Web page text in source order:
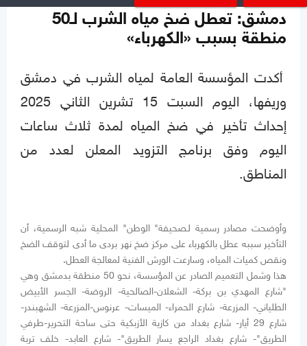
دمشق: تعطل ضخ مياه الشرب لـ50
منطقة بسبب «الكهرباء»
أكدت المؤسسة العامة لمياه الشرب في دمشق
وريفها، اليوم السبت 15 تشرين الثاني 2025
إحداث تأخير في ضخ المياه لمدة ثلاث ساعات
اليوم وفق برنامج التزويد المعلن لعدد من
المناطق.
وأوضحت مصادر رسمية لـصحيفة" الوطن" المحلية شبه الرسمية، أن
التأخير سببه عطل بالكهرباء على مركز ضخ نهر بردى ما أدى لتوقف الضخ
ونقص كميات المياه، وسارعت الورش الفنية لمعالجة العطل.
هذا وشمل التعميم الصادر عن المؤسسة، نحو 50 منطقة بدمشق وهي
"شارع المهدي بن بركة- الشعلان-الصالحية- الروضة- الجسر الأبيض
الطلياني- المزرعة- شارع الحمراء- الميسات- عرنوس-المزرعة- الشهبندر-
شارع 29 أيار- شارع بغداد من كازية الأزبكية حتى ساحة التحرير-طرفي
الطريق"- شارع بغداد الراجع يسار الطريق"- شارع العابد- خلف تربة